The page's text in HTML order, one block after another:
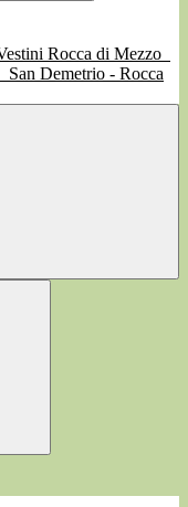
San Demetrio - Rocca